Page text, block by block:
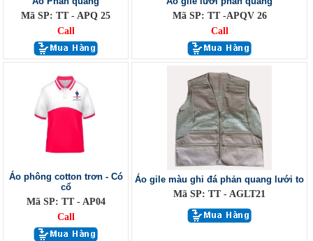
Mã SP: TT - APQ 25
Call
Mã SP: TT -APQV 26
Call
Áo phông cotton trơn - Có
cổ
Mã SP: TT - AP04
Call
Áo gile màu ghi đá phản quang lưới to
Mã SP: TT - AGLT21